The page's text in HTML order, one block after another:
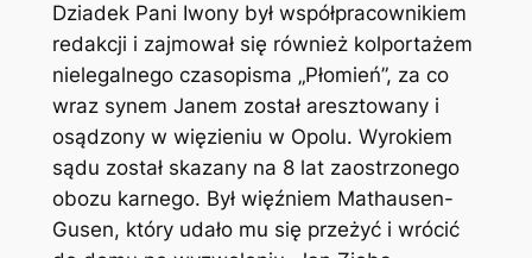
Dziadek Pani Iwony był współpracownikiem
redakcji i zajmował się również kolportażem
nielegalnego czasopisma „Płomień”, za co
wraz synem Janem został aresztowany i
osądzony w więzieniu w Opolu. Wyrokiem
sądu został skazany na 8 lat zaostrzonego
obozu karnego. Był więźniem Mathausen-
Gusen, który udało mu się przeżyć i wrócić